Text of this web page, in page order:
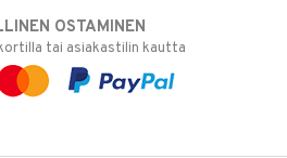
OSTAMINEN
tai asiakastilin kautta